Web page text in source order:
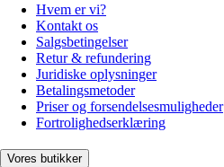
Hvem er vi?
Kontakt os
Salgsbetingelser
Retur & refundering
Juridiske oplysninger
Betalingsmetoder
Priser og forsendelsesmuligheder
Fortrolighedserklæring
Vores butikker